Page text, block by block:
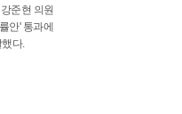
준현 의원
안' 통과에
다.